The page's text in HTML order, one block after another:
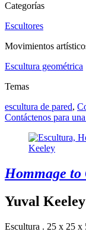
Categorías
Escultores
Movimientos
Escultura geométrica
Temas
escultura de pared,
Contáctenos para
Hommage
Yuval Keeley
Escultura . 25 x 25 x